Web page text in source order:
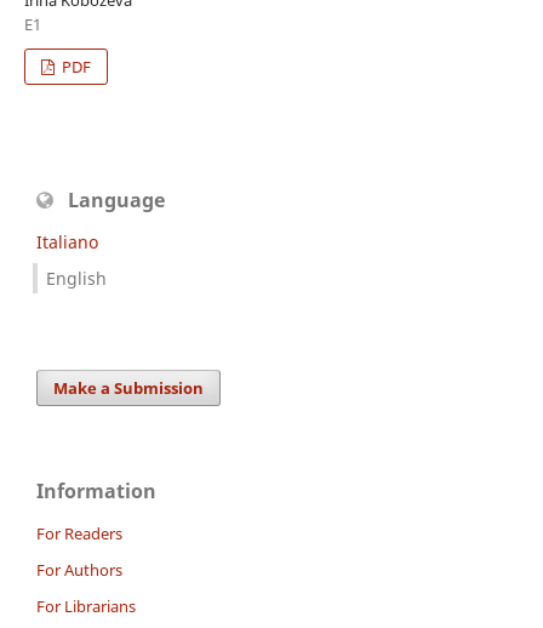
E1
PDF
Language
Italiano
English
Make a Submission
Information
For Readers
For Authors
For Librarians